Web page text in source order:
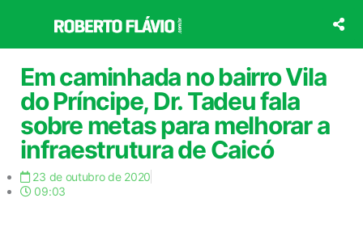
o
conteúdo
Em caminhada no bairro Vila
do Príncipe, Dr. Tadeu fala
sobre metas para melhorar a
infraestrutura de Caicó
23 de outubro de 2020
09:03